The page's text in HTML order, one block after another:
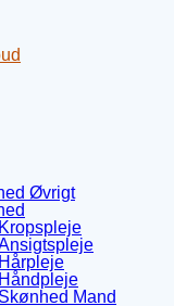
Øvrigt
Kropspleje
Hårpleje
Håndpleje
Skønhed Mand